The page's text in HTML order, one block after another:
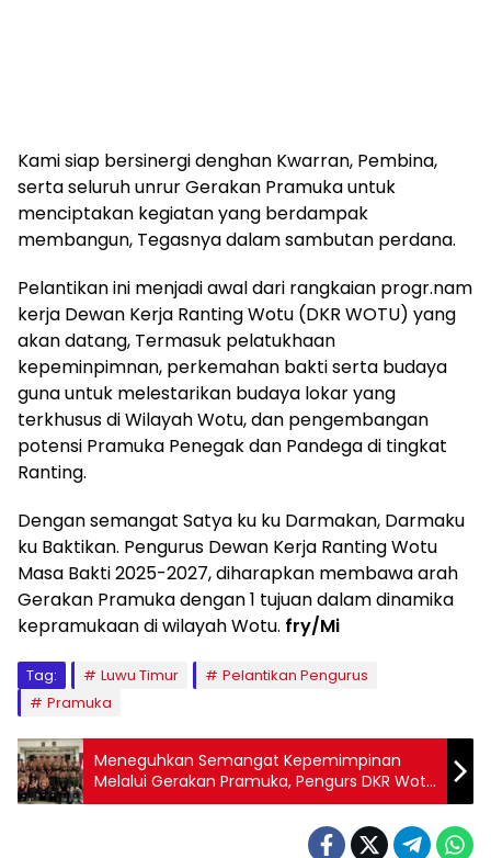
Kami siap bersinergi denghan Kwarran, Pembina,
serta seluruh unrur Gerakan Pramuka untuk
menciptakan kegiatan yang berdampak
membangun, Tegasnya dalam sambutan perdana.
Pelantikan ini menjadi awal dari rangkaian progr.nam
kerja Dewan Kerja Ranting Wotu (DKR WOTU) yang
akan datang, Termasuk pelatukhaan
kepeminpimnan, perkemahan bakti serta budaya
guna untuk melestarikan budaya lokar yang
terkhusus di Wilayah Wotu, dan pengembangan
potensi Pramuka Penegak dan Pandega di tingkat
Ranting.
Dengan semangat Satya ku ku Darmakan, Darmaku
ku Baktikan. Pengurus Dewan Kerja Ranting Wotu
Masa Bakti 2025-2027, diharapkan membawa arah
Gerakan Pramuka dengan 1 tujuan dalam dinamika
kepramukaan di wilayah Wotu. fry/Mi
Tag: Luwu Timur
Pelantikan Pengurus
Pramuka
Meneguhkan Semangat Kepemimpinan
Melalui Gerakan Pramuka, Pengurs DKR Wotu
Resmi Dilantik